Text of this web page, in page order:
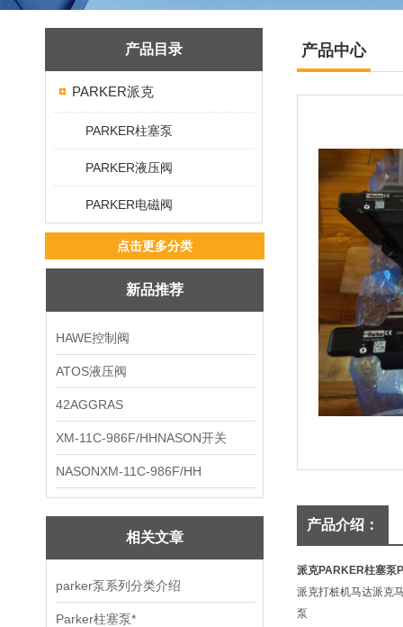
产品目录
PARKER派克
PARKER柱塞泵
PARKER液压阀
PARKER电磁阀
点击更多分类
新品推荐
HAWE控制阀
ATOS液压阀
42AGGRAS
XM-11C-986F/HHNASON开关
NASONXM-11C-986F/HH
相关文章
parker泵系列分类介绍
Parker柱塞泵*
产品中心
产品介绍：
派克PARKER柱塞泵
派克打桩机马达派克
泵